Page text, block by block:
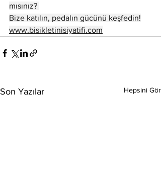
mısınız?
Bize katılın, pedalın gücünü keşfedin!
www.bisikletinisiyatifi.com
Son Yazılar Hepsini Gör